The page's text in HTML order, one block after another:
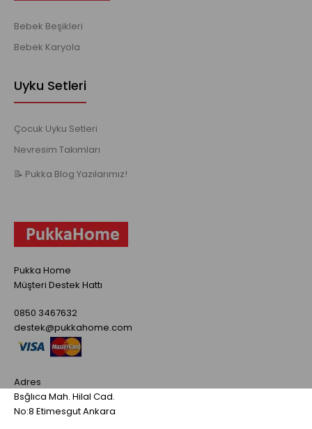
Bebek Beşikleri
Bebek Karyola
Uyku Setleri
Çocuk Uyku Setleri
Nevresim Takımları
📝 Pukka Blog Yazılarımız!
Pukka Home
Müşteri Destek Hattı
0850 3467632
destek@pukkahome.com
Adres
Bsğlıca Mah. Hilal Cad.
No:8 Etimesgut Ankara